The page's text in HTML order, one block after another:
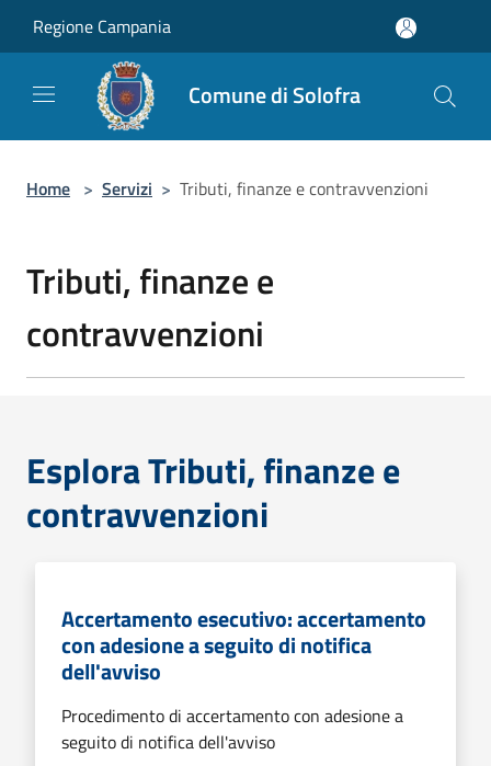
Regione Campania
Comune di Solofra
Home > Servizi > Tributi, finanze e contravvenzioni
Tributi, finanze e
contravvenzioni
Esplora Tributi, finanze e
contravvenzioni
Accertamento esecutivo: accertamento
con adesione a seguito di notifica
dell'avviso
Procedimento di accertamento con adesione a
seguito di notifica dell'avviso